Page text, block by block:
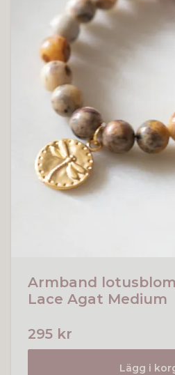
Armband
Lace Agat Medium
295 kr
Lägg i